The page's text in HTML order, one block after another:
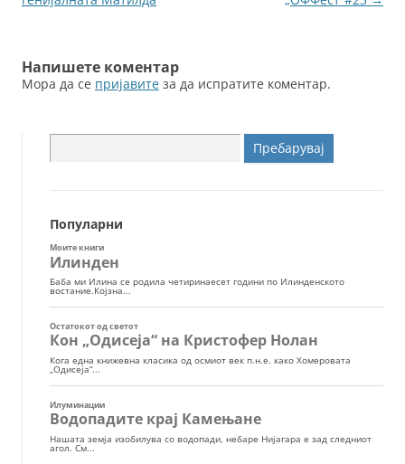
Напишете коментар
Мора да се пријавите за да испратите коментар.
за:
Популарни